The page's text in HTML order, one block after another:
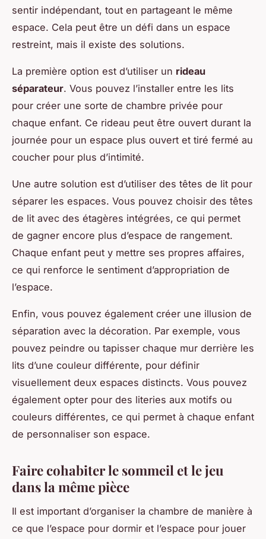
sentir indépendant, tout en partageant le même
espace. Cela peut être un défi dans un espace
restreint, mais il existe des solutions.
La première option est d’utiliser un rideau
séparateur. Vous pouvez l’installer entre les lits
pour créer une sorte de chambre privée pour
chaque enfant. Ce rideau peut être ouvert durant la
journée pour un espace plus ouvert et tiré fermé au
coucher pour plus d’intimité.
Une autre solution est d’utiliser des têtes de lit pour
séparer les espaces. Vous pouvez choisir des têtes
de lit avec des étagères intégrées, ce qui permet
de gagner encore plus d’espace de rangement.
Chaque enfant peut y mettre ses propres affaires,
ce qui renforce le sentiment d’appropriation de
l’espace.
Enfin, vous pouvez également créer une illusion de
séparation avec la décoration. Par exemple, vous
pouvez peindre ou tapisser chaque mur derrière les
lits d’une couleur différente, pour définir
visuellement deux espaces distincts. Vous pouvez
également opter pour des literies aux motifs ou
couleurs différentes, ce qui permet à chaque enfant
de personnaliser son espace.
Faire cohabiter le sommeil et le jeu
dans la même pièce
Il est important d’organiser la chambre de manière à
ce que l’espace pour dormir et l’espace pour jouer